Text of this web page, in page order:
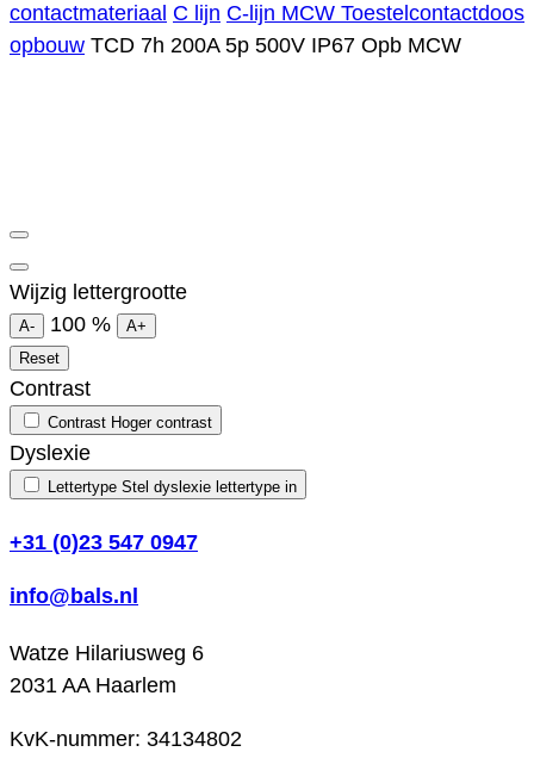
contactmateriaal C lijn C-lijn MCW Toestelcontactdoos
opbouw TCD 7h 200A 5p 500V IP67 Opb MCW
Wijzig lettergrootte
A- 100 %
A+
Reset
Contrast
Contrast Hoger contrast
Dyslexie
Lettertype Stel dyslexie lettertype in
+31 (0)23 547 0947
info@bals.nl
Watze Hilariusweg 6
2031 AA Haarlem
KvK-nummer: 34134802